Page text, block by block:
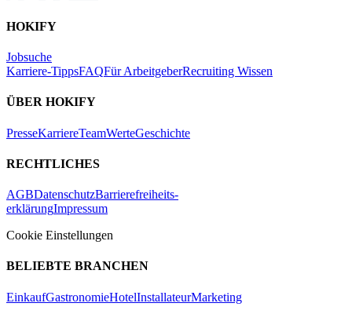
HOKIFY
Jobsuche
Karriere-TippsFAQFür ArbeitgeberRecruiting Wissen
ÜBER HOKIFY
PresseKarriereTeamWerteGeschichte
RECHTLICHES
AGBDatenschutzBarrierefreiheits-
erklärungImpressum
Cookie Einstellungen
BELIEBTE BRANCHEN
EinkaufGastronomieHotelInstallateurMarketing